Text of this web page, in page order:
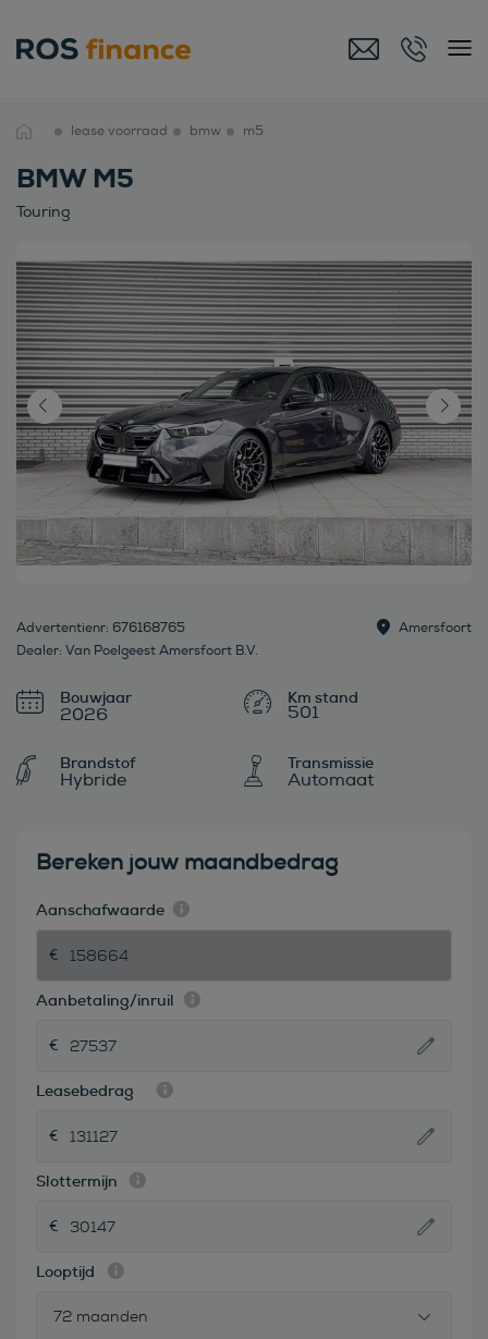
lease voorraad bmw m5
BMW M5
Touring
Advertentienr: 676168765
Dealer: Van Poelgeest Amersfoort B.V.
Amersfoort
Bouwjaar
2026 501
Brandstof
Hybride
Transmissie
Automaat
Bereken jouw maandbedrag
Aanschafwaarde
Aanbetaling/inruil
Leasebedrag
Slottermijn
Looptijd
72 maanden